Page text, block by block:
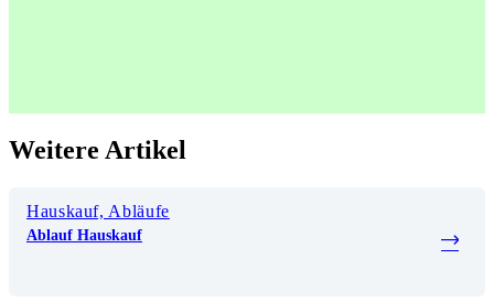
Weitere Artikel
Hauskauf, Abläufe
Ablauf Hauskauf